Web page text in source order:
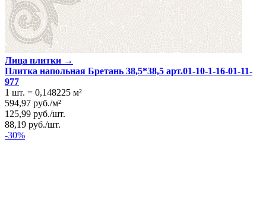
ПоверхностьРовная
ЦветШоколадный
Имитация поверхностиРастительный принт
Лица плитки →
Плитка напольная Бретань 38,5*38,5 арт.01-10-1-16-01-11-
977
1 шт. = 0,148225 м²
594,97 руб./м²
125,99 руб./шт.
88,19 руб./шт.
-30%